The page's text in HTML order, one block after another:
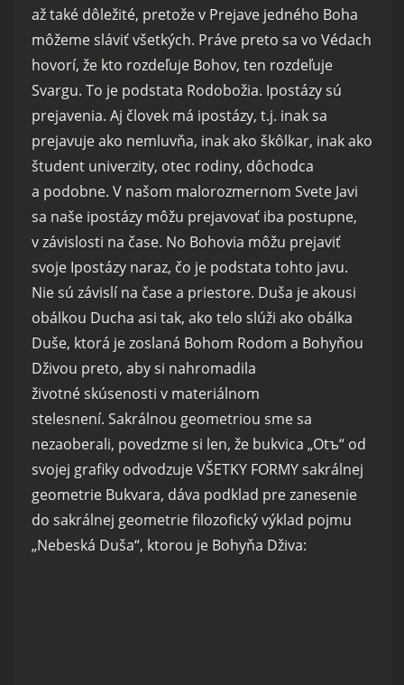
až také dôležité, pretože v Prejave jedného Boha
môžeme sláviť všetkých. Práve preto sa vo Védach
hovorí, že kto rozdeľuje Bohov, ten rozdeľuje
Svargu. To je podstata Rodobožia. Ipostázy sú
prejavenia. Aj človek má ipostázy, t.j. inak sa
prejavuje ako nemluvňa, inak ako škôlkar, inak ako
študent univerzity, otec rodiny, dôchodca
a podobne. V našom malorozmernom Svete Javi
sa naše ipostázy môžu prejavovať iba postupne,
v závislosti na čase. No Bohovia môžu prejaviť
svoje Ipostázy naraz, čo je podstata tohto javu.
Nie sú závislí na čase a priestore. Duša je akousi
obálkou Ducha asi tak, ako telo slúži ako obálka
Duše, ktorá je zoslaná Bohom Rodom a Bohyňou
Dživou preto, aby si nahromadila
životné skúsenosti v materiálnom
stelesnení. Sakrálnou geometriou sme sa
nezaoberali, povedzme si len, že bukvica „Otъ“ od
svojej grafiky odvodzuje VŠETKY FORMY sakrálnej
geometrie Bukvara, dáva podklad pre zanesenie
do sakrálnej geometrie filozofický výklad pojmu
„Nebeská Duša“, ktorou je Bohyňa Dživa: